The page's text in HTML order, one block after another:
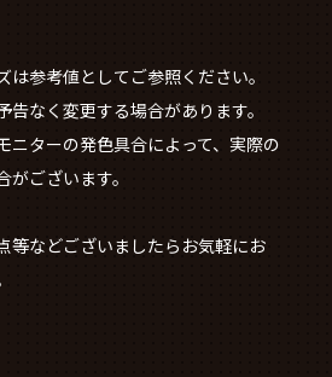
参考値としてご参照ください。
なく変更する場合があります。
ターの発色具合によって、実際の
ございます。
等などございましたらお気軽にお